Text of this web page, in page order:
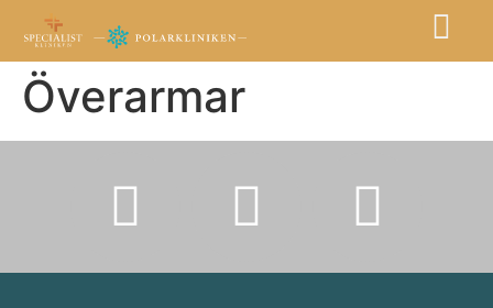
Överarmar